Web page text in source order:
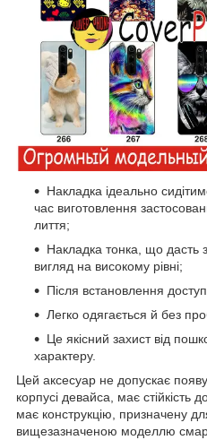
Накладка ідеально
час виготовлення
лиття;
Накладка тонка, що дасть
вигляд на високому рівні;
Після встановлення
Легко одягається й без
Це якісний захист від
характеру.
Цей аксесуар не допускає
корпусі девайса, має стійкість
має конструкцію, призначену
вищезазначеною моделлю